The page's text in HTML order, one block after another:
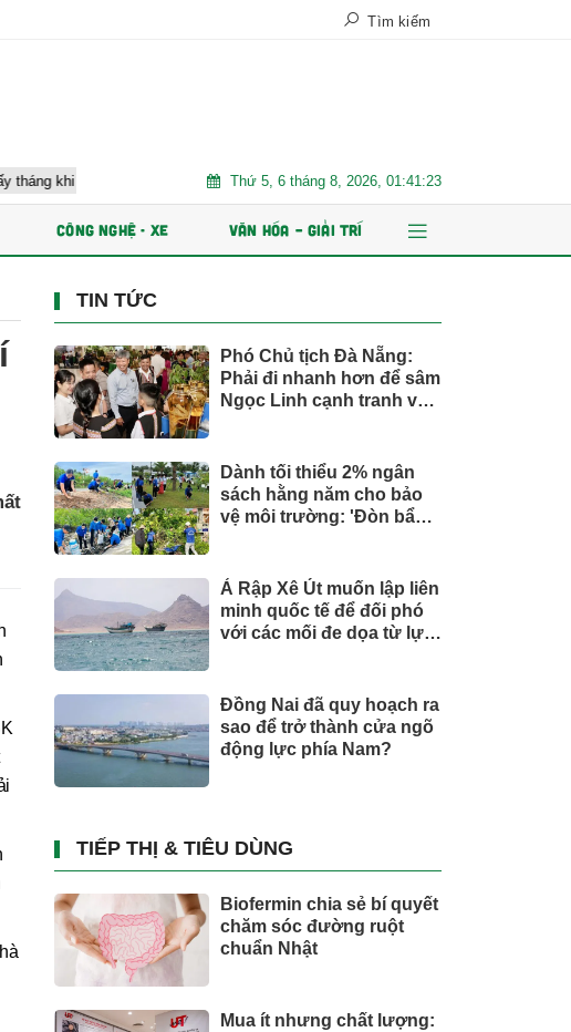
Tìm kiếm
con thứ 2? Suzuki XL7 có bản nâng cấp Giá xăng dầu tác động
Thứ 5, 6 tháng 8, 2026, 01:41:26
CÔNG NGHỆ - XE VĂN HÓA – GIẢI TRÍ
TIN TỨC
Phó Chủ tịch Đà Nẵng:
Phải đi nhanh hơn để sâm
Ngọc Linh cạnh tranh với
Dành tối thiểu 2% ngân
sách hằng năm cho bảo
vệ môi trường: 'Đòn bẩy'
Ả Rập Xê Út muốn lập liên
minh quốc tế để đối phó
với các mối đe dọa từ lực
Đồng Nai đã quy hoạch ra
sao để trở thành cửa ngõ
động lực phía Nam?
TIẾP THỊ & TIÊU DÙNG
Biofermin chia sẻ bí quyết
chăm sóc đường ruột
chuẩn Nhật
Mua ít nhưng chất lượng: